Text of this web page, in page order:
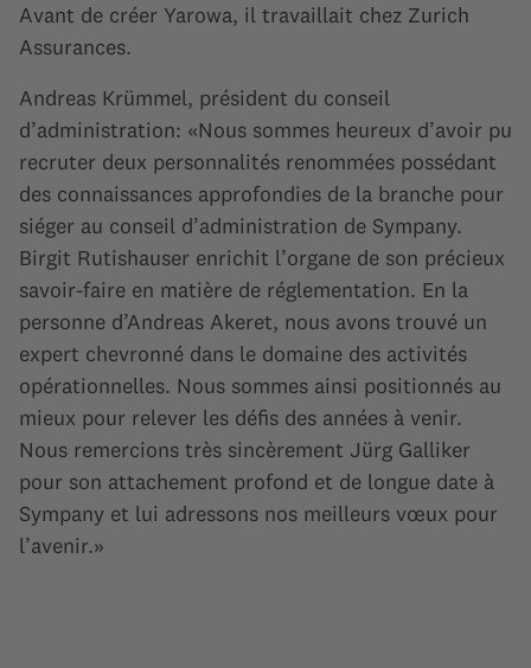
Avant de créer Yarowa, il travaillait chez Zurich
Assurances.
Andreas Krümmel, président du conseil
d’administration: «Nous sommes heureux d’avoir pu
recruter deux personnalités renommées possédant
des connaissances approfondies de la branche pour
siéger au conseil d’administration de Sympany.
Birgit Rutishauser enrichit l’organe de son précieux
savoir-faire en matière de réglementation. En la
personne d’Andreas Akeret, nous avons trouvé un
expert chevronné dans le domaine des activités
opérationnelles. Nous sommes ainsi positionnés au
mieux pour relever les défis des années à venir.
Nous remercions très sincèrement Jürg Galliker
pour son attachement profond et de longue date à
Sympany et lui adressons nos meilleurs vœux pour
l’avenir.»